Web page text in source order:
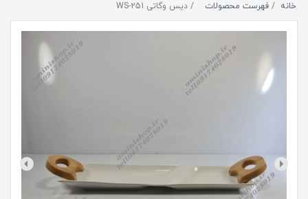
خانه فهرست محصولات دیس وگاتی WS-251